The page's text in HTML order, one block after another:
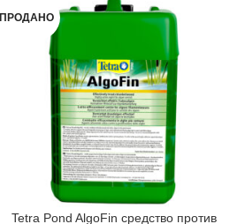
ПРОДАНО
Tetra Pond AlgoFin средство против